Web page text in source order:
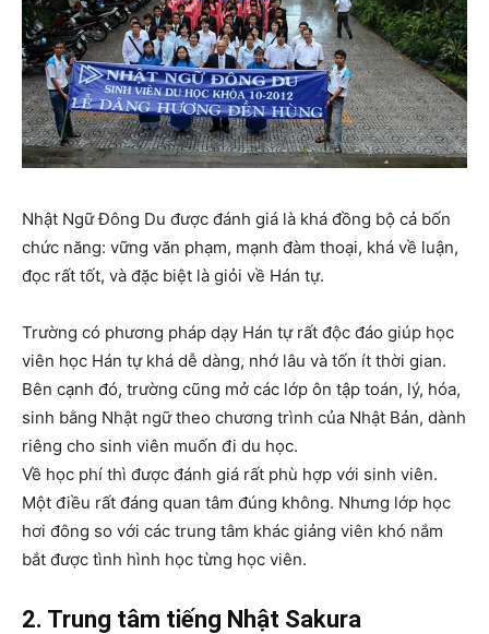
Nhật Ngữ Đông Du được đánh giá là khá đồng bộ cả bốn
chức năng: vững văn phạm, mạnh đàm thoại, khá về luận,
đọc rất tốt, và đặc biệt là giỏi về Hán tự.
Trường có phương pháp dạy Hán tự rất độc đáo giúp học
viên học Hán tự khá dễ dàng, nhớ lâu và tốn ít thời gian.
Bên cạnh đó, trường cũng mở các lớp ôn tập toán, lý, hóa,
sinh bằng Nhật ngữ theo chương trình của Nhật Bản, dành
riêng cho sinh viên muốn đi du học.
Về học phí thì được đánh giá rất phù hợp với sinh viên.
Một điều rất đáng quan tâm đúng không. Nhưng lớp học
hơi đông so với các trung tâm khác giảng viên khó nắm
bắt được tình hình học từng học viên.
2. Trung tâm tiếng Nhật Sakura